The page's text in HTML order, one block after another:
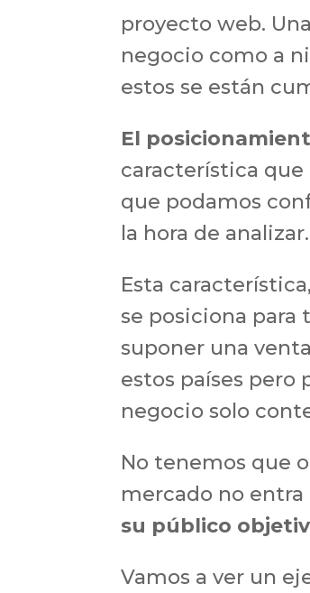
proyecto web.
negocio como a
estos se están
El
característica que
que podamos
la hora de analizar.
Esta
se posiciona para
suponer una
estos países pero
negocio solo
No tenemos que
mercado no
su público
Vamos a ver un